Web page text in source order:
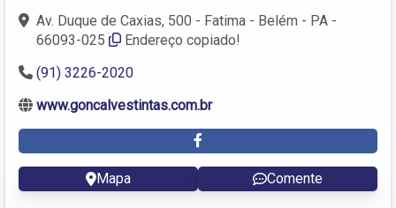
Av. Duque de Caxias, 500 - Fatima - Belém - PA -
66093-025
Endereço copiado!
(91) 3226-2020
www.goncalvestintas.com.br
Mapa Comente